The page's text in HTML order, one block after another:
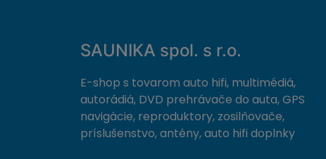
SAUNIKA spol. s r.o.
E-shop s tovarom auto hifi, multimédiá,
autorádiá, DVD prehrávače do auta, GPS
navigácie, reproduktory, zosilňovače,
príslušenstvo, antény, auto hifi doplnky